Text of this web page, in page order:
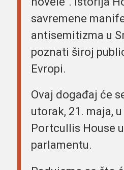
savremene
antisemitizma u
poznati široj
Evropi.
Ovaj događaj će
utorak, 21. maja,
Portcullis House
parlamentu.